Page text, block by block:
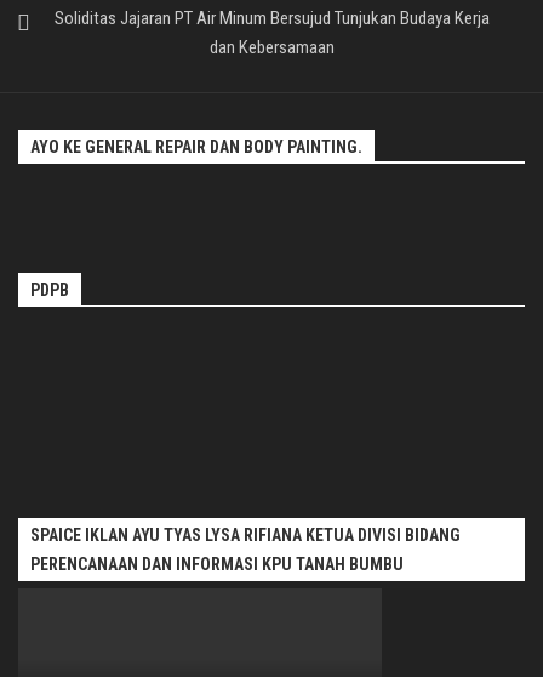
Soliditas Jajaran PT Air Minum Bersujud Tunjukan Budaya Kerja
dan Kebersamaan
AYO KE GENERAL REPAIR DAN BODY PAINTING.
PDPB
SPAICE IKLAN AYU TYAS LYSA RIFIANA KETUA DIVISI BIDANG
PERENCANAAN DAN INFORMASI KPU TANAH BUMBU